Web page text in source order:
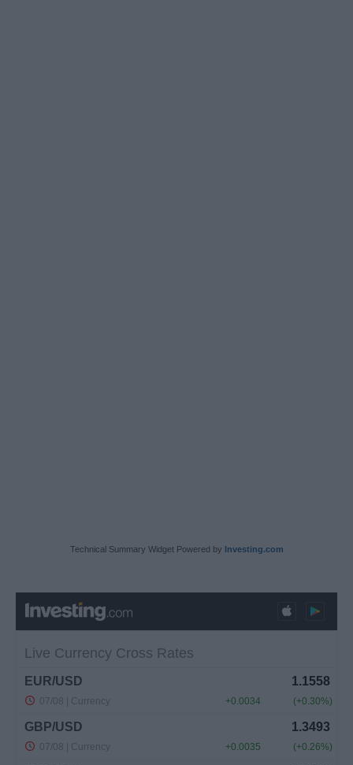
Technical Summary Widget Powered by Investing.com